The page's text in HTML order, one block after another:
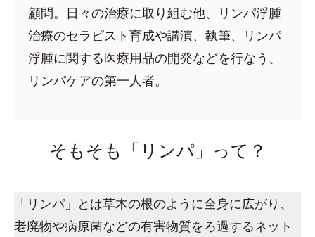
顧問。日々の治療に取り組む他、リンパ浮腫
治療のセラピスト育成や講演、執筆、リンパ
浮腫に関する医療用品の開発などを行なう、
リンパケアの第一人者。
そもそも「リンパ」って？
「リンパ」とは草木の根のように全身に広がり、
老廃物や病原菌などの有害物質をろ過するネット